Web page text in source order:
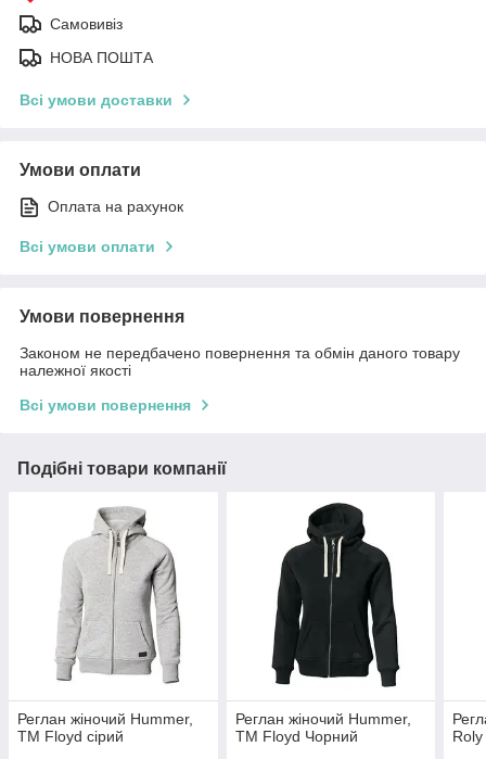
Самовивіз
НОВА ПОШТА
Всі умови доставки
Умови оплати
Оплата на рахунок
Всі умови оплати
Умови повернення
Законом не передбачено повернення та обмін даного товару
належної якості
Всі умови повернення
Подібні товари компанії
Реглан жіночий Hummer,
ТМ Floyd сірий
Реглан жіночий Hummer,
ТМ Floyd Чорний
Roly